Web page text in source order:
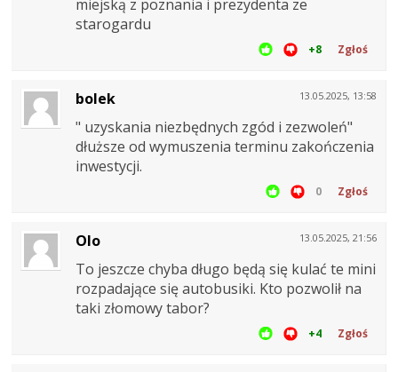
miejską z poznania i prezydenta ze
starogardu
+8 Zgłoś
13.05.2025, 13:58
bolek
" uzyskania niezbędnych zgód i zezwoleń"
dłuższe od wymuszenia terminu zakończenia
inwestycji.
0 Zgłoś
13.05.2025, 21:56
Olo
To jeszcze chyba długo będą się kulać te mini
rozpadające się autobusiki. Kto pozwolił na
taki złomowy tabor?
+4 Zgłoś